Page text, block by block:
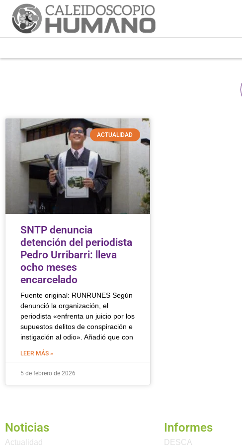
ACTUALIDAD
SNTP denuncia
detención del periodista
Pedro Urribarri: lleva
ocho meses
encarcelado
Fuente original: RUNRUNES Según
denunció la organización, el
periodista «enfrenta un juicio por los
supuestos delitos de conspiración e
instigación al odio». Añadió que con
LEER MÁS »
5 de febrero de 2026
Noticias
Actualidad
Informes
DESCA